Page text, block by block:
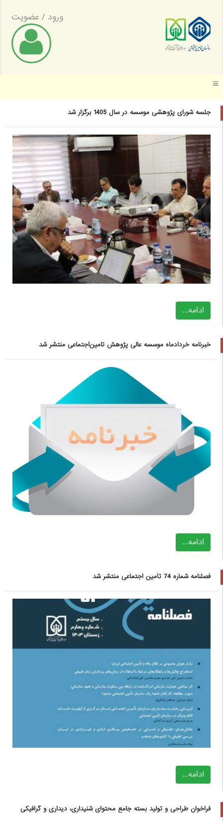
ورود /عضویت
جلسه شورای پژوهشی موسسه در سال 1405 برگزار شد
ادامه...
خبرنامه خردادماه موسسه عالی پژوهش تامین‌اجتماعی منتشر شد
ادامه...
فصلنامه شماره 74 تأمین اجتماعی منتشر شد
ادامه...
فراخوان طراحی و تولید بسته جامع محتوای شنیداری، دیداری و گرافیکی